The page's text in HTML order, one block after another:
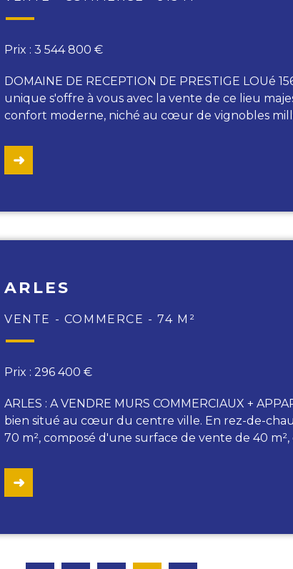
Prix : 3 544 800 €
DOMAINE DE RECEPTION DE PRESTIGE LOUé
unique s'offre à vous avec la vente de ce lieu
confort moderne, niché au cœur de vignobles
ARLES
VENTE - COMMERCE - 74 M²
Prix : 296 400 €
ARLES : A VENDRE MURS COMMERCIAUX +
bien situé au cœur du centre ville. En rez-de-
70 m², composé d'une surface de vente de 40